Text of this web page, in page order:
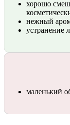
хорошо
нежный
устранение
маленький